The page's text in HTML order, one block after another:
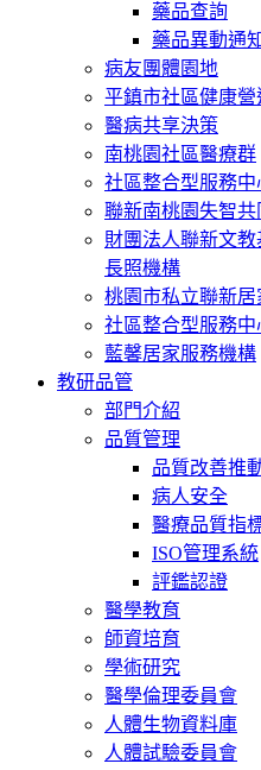
藥品查詢
藥品異動通
病友團體園地
平鎮市社區健康營
醫病共享決策
南桃園社區醫療群
社區整合型服務
聯新南桃園失智
財團法人聯新文
長照機構
桃園市私立聯新
社區整合型服務
藍馨居家服務機構
教研品管
部門介紹
品質管理
品質改善推
病人安全
醫療品質指
ISO管理系統
評鑑認證
醫學教育
師資培育
學術研究
醫學倫理委員會
人體生物資料庫
人體試驗委員會